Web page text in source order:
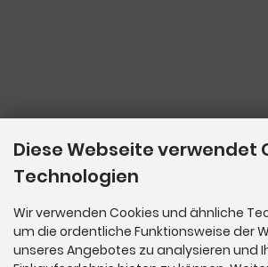
Diese Webseite verwendet
Technologien
Wir verwenden Cookies und ähnliche
um die ordentliche Funktionsweise der
unseres Angebotes zu analysieren und